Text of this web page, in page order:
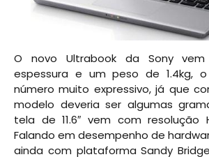
O novo Ultrabook da Sony
espessura e um peso de 1.4kg,
número muito expressivo, já que
modelo deveria ser algumas
tela de 11.6″ vem com resolução
Falando em desempenho de
ainda com plataforma Sandy